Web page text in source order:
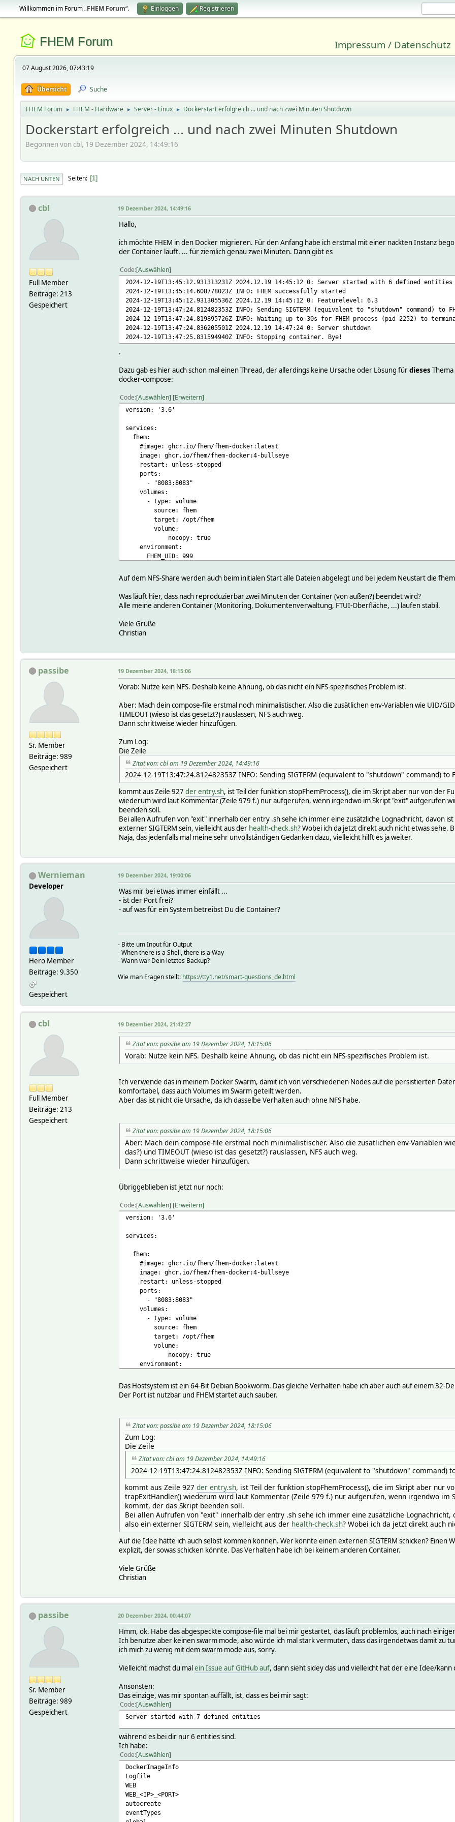
Willkommen im Forum „FHEM Forum“. Einloggen Registrieren
FHEM Forum Impressum / Datenschutz
07 August 2026, 07:43:19
Übersicht Suche
FHEM Forum ► FHEM - Hardware ► Server - Linux ► Dockerstart erfolgreich ... und nach zwei Minuten Shutdown
Dockerstart erfolgreich ... und nach zwei Minuten Shutdown
Begonnen von cbl, 19 Dezember 2024, 14:49:16
NACH UNTEN Seiten 1
cbl
Full Member
Beiträge: 213
Gespeichert
19 Dezember 2024, 14:49:16
Hallo,
ich möchte FHEM in den Docker migrieren. Für den Anfang habe ich erstmal mit einer nackten Instanz
der Container läuft. ... für ziemlich genau zwei Minuten. Dann gibt es
Code Auswählen
2024-12-19T13:45:12.931313231Z 2024.12.19 14:45:12 0: Server started with 6 defined
2024-12-19T13:45:14.608778023Z INFO: FHEM successfully started
2024-12-19T13:45:12.931305536Z 2024.12.19 14:45:12 0: Featurelevel: 6.3
2024-12-19T13:47:24.812482353Z INFO: Sending SIGTERM (equivalent to "shutdown" command) to
2024-12-19T13:47:24.819895726Z INFO: Waiting up to 30s for FHEM process (pid 2252) to
2024-12-19T13:47:24.836205501Z 2024.12.19 14:47:24 0: Server shutdown
2024-12-19T13:47:25.831594940Z INFO: Stopping container. Bye!
.
Dazu gab es hier auch schon mal einen Thread, der allerdings keine Ursache oder Lösung fürdieses
docker-compose:
Code Auswählen Erweitern
version: '3.6'
services:
fhem:
#image: ghcr.io/fhem/fhem-docker:latest
image: ghcr.io/fhem/fhem-docker:4-bullseye
restart: unless-stopped
ports:
- "8083:8083"
volumes:
- type: volume
source: fhem
target: /opt/fhem
volume:
nocopy: true
environment:
FHEM_UID: 999
TIMEOUT: 60
TZ: Europe/Berlin
volumes:
fhem:
driver: local
driver_opts:
type: nfs
Auf dem NFS-Share werden auch beim initialen Start alle Dateien abgelegt und bei jedem Neustart die
Was läuft hier, dass nach reproduzierbar zwei Minuten der Container (von außen?) beendet wird?
Alle meine anderen Container (Monitoring, Dokumentenverwaltung, FTUI-Oberfläche, ...) laufen stabil.
Viele Grüße
Christian
passibe
Sr. Member
Beiträge: 989
Gespeichert
19 Dezember 2024, 18:15:06
Vorab: Nutze kein NFS. Deshalb keine Ahnung, ob das nicht ein NFS-spezifisches Problem ist.
Aber: Mach dein compose-file erstmal noch minimalistischer. Also die zusätlichen env-Variablen wie UID/
TIMEOUT (wieso ist das gesetzt?) rauslassen, NFS auch weg.
Dann schrittweise wieder hinzufügen.
Zum Log:
Die Zeile
Zitat von: cbl am 19 Dezember 2024, 14:49:16
2024-12-19T13:47:24.812482353Z INFO: Sending SIGTERM (equivalent to "shutdown" command) to
kommt aus Zeile 927 der entry.sh, ist Teil der funktion stopFhemProcess(), die im Skript aber nur von der
wiederum wird laut Kommentar (Zeile 979 f.) nur aufgerufen, wenn irgendwo im Skript "exit" aufgerufen
beenden soll.
Bei allen Aufrufen von "exit" innerhalb der entry .sh sehe ich immer eine zusätzliche Lognachricht, davon
externer SIGTERM sein, vielleicht aus der health-check.sh? Wobei ich da jetzt direkt auch nicht etwas sehe.
Naja, das jedenfalls mal meine sehr unvollständigen Gedanken dazu, vielleicht hilft es ja weiter.
Wernieman
Developer
Hero Member
Beiträge: 9.350
Gespeichert
19 Dezember 2024, 19:00:06
Was mir bei etwas immer einfällt ...
- ist der Port frei?
- auf was für ein System betreibst Du die Container?
- Bitte um Input für Output
- When there is a Shell, there is a Way
- Wann war Dein letztes Backup?
Wie man Fragen stellt: https://tty1.net/smart-questions_de.html
cbl
Full Member
Beiträge: 213
Gespeichert
19 Dezember 2024, 21:42:27
Zitat von: passibe am 19 Dezember 2024, 18:15:06
Vorab: Nutze kein NFS. Deshalb keine Ahnung, ob das nicht ein NFS-spezifisches Problem ist.
Ich verwende das in meinem Docker Swarm, damit ich von verschiedenen Nodes auf die persistierten
komfortabel, dass auch Volumes im Swarm geteilt werden.
Aber das ist nicht die Ursache, da ich dasselbe Verhalten auch ohne NFS habe.
Zitat von: passibe am 19 Dezember 2024, 18:15:06
Aber: Mach dein compose-file erstmal noch minimalistischer. Also die zusätlichen env-Variablen
das?) und TIMEOUT (wieso ist das gesetzt?) rauslassen, NFS auch weg.
Dann schrittweise wieder hinzufügen.
Übriggeblieben ist jetzt nur noch:
Code Auswählen Erweitern
version: '3.6'
services:
fhem:
#image: ghcr.io/fhem/fhem-docker:latest
image: ghcr.io/fhem/fhem-docker:4-bullseye
restart: unless-stopped
ports:
- "8083:8083"
volumes:
- type: volume
source: fhem
target: /opt/fhem
volume:
nocopy: true
environment:
volumes:
fhem:
driver_opts:
type: none
device: "/opt/docker/fhem"
o: bind
Das Hostsystem ist ein 64-Bit Debian Bookworm. Das gleiche Verhalten habe ich aber auch auf einem 32-
Der Port ist nutzbar und FHEM startet auch sauber.
Zitat von: passibe am 19 Dezember 2024, 18:15:06
Zum Log:
Die Zeile
Zitat von: cbl am 19 Dezember 2024, 14:49:16
2024-12-19T13:47:24.812482353Z INFO: Sending SIGTERM (equivalent to "shutdown" command)
kommt aus Zeile 927 der entry.sh, ist Teil der funktion stopFhemProcess(), die im Skript aber nur
trapExitHandler() wiederum wird laut Kommentar (Zeile 979 f.) nur aufgerufen, wenn irgendwo im
kommt, der das Skript beenden soll.
Bei allen Aufrufen von "exit" innerhalb der entry .sh sehe ich immer eine zusätzliche
also ein externer SIGTERM sein, vielleicht aus der health-check.sh? Wobei ich da jetzt direkt auch
Auf die Idee hätte ich auch selbst kommen können. Wer könnte einen externen SIGTERM schicken? Einen
explizit, der sowas schicken könnte. Das Verhalten habe ich bei keinem anderen Container.
Viele Grüße
Christian
passibe
Sr. Member
Beiträge: 989
Gespeichert
20 Dezember 2024, 00:44:07
Hmm, ok. Habe das abgespeckte compose-file mal bei mir gestartet, das läuft problemlos, auch nach
Ich benutze aber keinen swarm mode, also würde ich mal stark vermuten, dass das irgendetwas damit zu
ich mich zu wenig mit dem swarm mode aus, sorry.
Vielleicht machst du malein Issue auf GitHub auf, dann sieht sidey das und vielleicht hat der eine Idee/
Ansonsten:
Das einzige, was mir spontan auffällt, ist, dass es bei mir sagt:
Code Auswählen
Server started with 7 defined entities
während es bei dir nur 6 entities sind.
Ich habe:
Code Auswählen
DockerImageInfo
Logfile
WEB
WEB_<IP>_<PORT>
autocreate
eventTypes